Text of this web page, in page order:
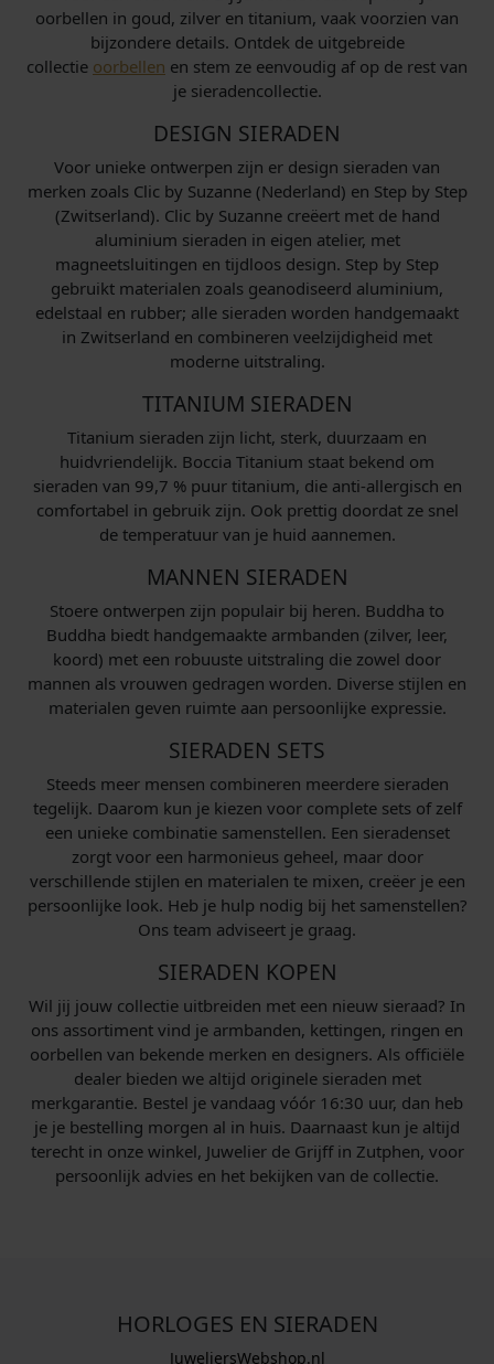
oorbellen in goud, zilver en titanium, vaak voorzien van
bijzondere details. Ontdek de uitgebreide
collectie oorbellen en stem ze eenvoudig af op de rest van
je sieradencollectie.
DESIGN SIERADEN
Voor unieke ontwerpen zijn er design sieraden van
merken zoals Clic by Suzanne (Nederland) en Step by Step
(Zwitserland). Clic by Suzanne creëert met de hand
aluminium sieraden in eigen atelier, met
magneetsluitingen en tijdloos design. Step by Step
gebruikt materialen zoals geanodiseerd aluminium,
edelstaal en rubber; alle sieraden worden handgemaakt
in Zwitserland en combineren veelzijdigheid met
moderne uitstraling.
TITANIUM SIERADEN
Titanium sieraden zijn licht, sterk, duurzaam en
huidvriendelijk. Boccia Titanium staat bekend om
sieraden van 99,7 % puur titanium, die anti-allergisch en
comfortabel in gebruik zijn. Ook prettig doordat ze snel
de temperatuur van je huid aannemen.
MANNEN SIERADEN
Stoere ontwerpen zijn populair bij heren. Buddha to
Buddha biedt handgemaakte armbanden (zilver, leer,
koord) met een robuuste uitstraling die zowel door
mannen als vrouwen gedragen worden. Diverse stijlen en
materialen geven ruimte aan persoonlijke expressie.
SIERADEN SETS
Steeds meer mensen combineren meerdere sieraden
tegelijk. Daarom kun je kiezen voor complete sets of zelf
een unieke combinatie samenstellen. Een sieradenset
zorgt voor een harmonieus geheel, maar door
verschillende stijlen en materialen te mixen, creëer je een
persoonlijke look. Heb je hulp nodig bij het samenstellen?
Ons team adviseert je graag.
SIERADEN KOPEN
Wil jij jouw collectie uitbreiden met een nieuw sieraad? In
ons assortiment vind je armbanden, kettingen, ringen en
oorbellen van bekende merken en designers. Als officiële
dealer bieden we altijd originele sieraden met
merkgarantie. Bestel je vandaag vóór 16:30 uur, dan heb
je je bestelling morgen al in huis. Daarnaast kun je altijd
terecht in onze winkel, Juwelier de Grijff in Zutphen, voor
persoonlijk advies en het bekijken van de collectie.
HORLOGES EN SIERADEN
JuweliersWebshop.nl